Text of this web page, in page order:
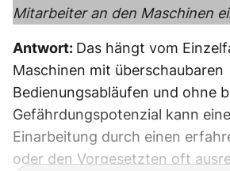
Mitarbeiter an den Maschinen
Antwort: Das hängt vom
Maschinen mit überschaubaren
Bedienungsabläufen und ohne
Gefährdungspotenzial kann
Einarbeitung durch einen
oder den Vorgesetzten oft